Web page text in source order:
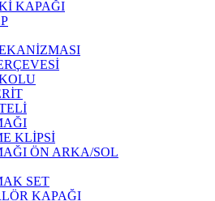
KAPAĞI
KLİPSİ
ÖN ARKA/SOL
SET
KAPAĞI